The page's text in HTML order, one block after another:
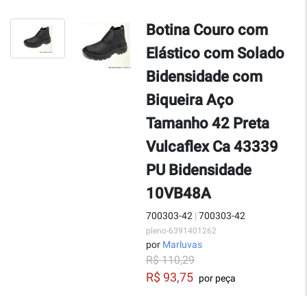
Botina Couro com
Elástico com Solado
Bidensidade com
Biqueira Aço
Tamanho 42 Preta
Vulcaflex Ca 43339
PU Bidensidade
10VB48A
700303-42 | 700303-42
pleno-6391401262
por Marluvas
R$ 110,29
R$ 93,75 por peça